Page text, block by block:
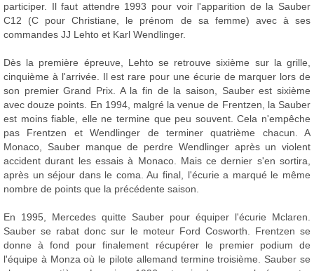
participer. Il faut attendre 1993 pour voir l'apparition de la Sauber
C12 (C pour Christiane, le prénom de sa femme) avec à ses
commandes JJ Lehto et Karl Wendlinger.
Dès la première épreuve, Lehto se retrouve sixième sur la grille,
cinquième à l'arrivée. Il est rare pour une écurie de marquer lors de
son premier Grand Prix. A la fin de la saison, Sauber est sixième
avec douze points. En 1994, malgré la venue de Frentzen, la Sauber
est moins fiable, elle ne termine que peu souvent. Cela n'empêche
pas Frentzen et Wendlinger de terminer quatrième chacun. A
Monaco, Sauber manque de perdre Wendlinger après un violent
accident durant les essais à Monaco. Mais ce dernier s'en sortira,
après un séjour dans le coma. Au final, l'écurie a marqué le même
nombre de points que la précédente saison.
En 1995, Mercedes quitte Sauber pour équiper l'écurie Mclaren.
Sauber se rabat donc sur le moteur Ford Cosworth. Frentzen se
donne à fond pour finalement récupérer le premier podium de
l'équipe à Monza où le pilote allemand termine troisième. Sauber se